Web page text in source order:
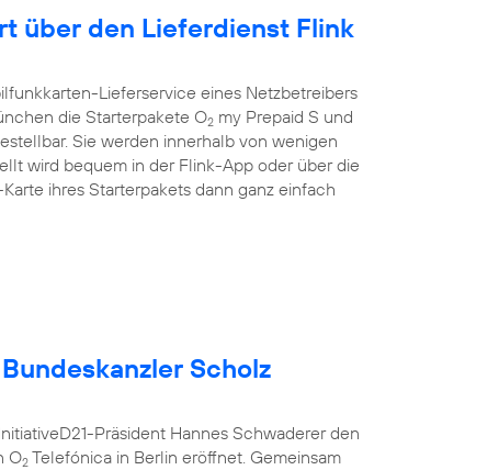
über den Lieferdienst Flink
Lieferservice eines Netzbetreibers
die Starterpakete O2 my Prepaid S und
Sie werden innerhalb von wenigen
wird bequem in der Flink-App oder über die
ihres Starterpakets dann ganz einfach
Scholz
Präsident Hannes Schwaderer den
O2 Telefónica in Berlin eröffnet. Gemeinsam